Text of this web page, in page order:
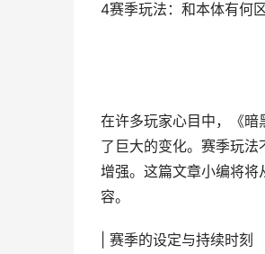
4赛季玩法：和本体有何区
在许多玩家心目中，《
了巨大的变化。赛季玩
增强。这篇文章小编将
容。
| 赛季的设定与持续时刻